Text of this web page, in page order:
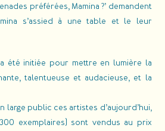
préférées, Mamina ?’ demandent
s’assied à une table et le leur
été initiée pour mettre en lumière la
talentueuse et audacieuse, et la
large public ces artistes d’aujourd’hui,
exemplaires) sont vendus au prix